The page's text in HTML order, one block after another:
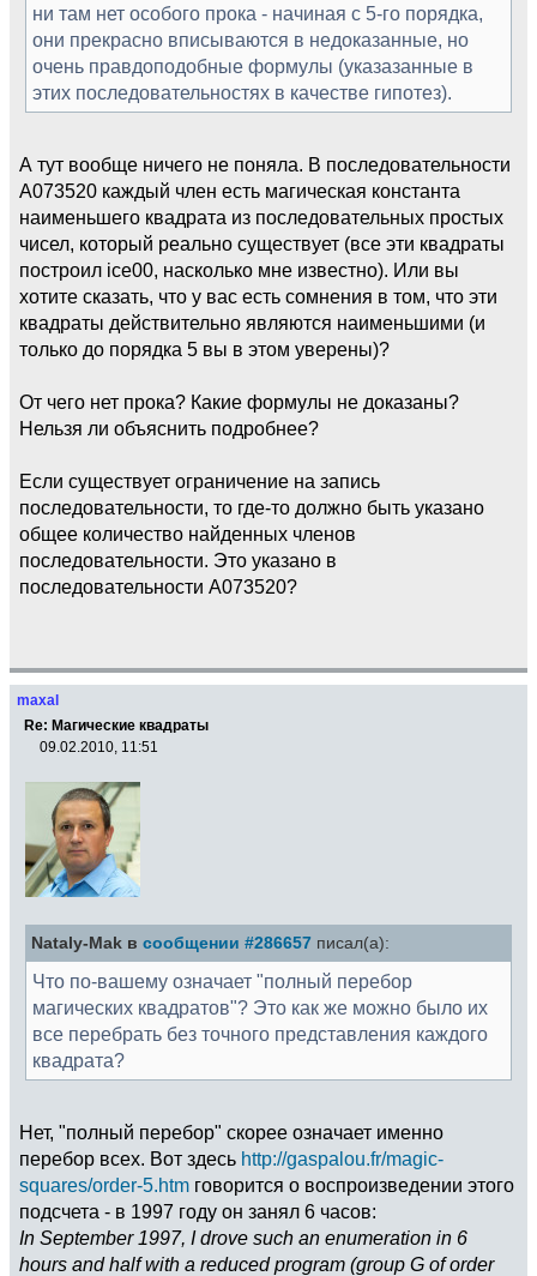
ни там нет особого прока - начиная с 5-го порядка,
они прекрасно вписываются в недоказанные, но
очень правдоподобные формулы (указазанные в
этих последовательностях в качестве гипотез).
А тут вообще ничего не поняла. В последовательности
А073520 каждый член есть магическая константа
наименьшего квадрата из последовательных простых
чисел, который реально существует (все эти квадраты
построил ice00, насколько мне известно). Или вы
хотите сказать, что у вас есть сомнения в том, что эти
квадраты действительно являются наименьшими (и
только до порядка 5 вы в этом уверены)?
От чего нет прока? Какие формулы не доказаны?
Нельзя ли объяснить подробнее?
Если существует ограничение на запись
последовательности, то где-то должно быть указано
общее количество найденных членов
последовательности. Это указано в
последовательности А073520?
maxal
Re: Магические квадраты
09.02.2010, 11:51
Nataly-Mak в сообщении #286657 писал(а):
Что по-вашему означает "полный перебор
магических квадратов"? Это как же можно было их
все перебрать без точного представления каждого
квадрата?
Нет, "полный перебор" скорее означает именно
перебор всех. Вот здесь http://gaspalou.fr/magic-
squares/order-5.htm говорится о воспроизведении этого
подсчета - в 1997 году он занял 6 часов:
In September 1997, I drove such an enumeration in 6
hours and half with a reduced program (group G of order